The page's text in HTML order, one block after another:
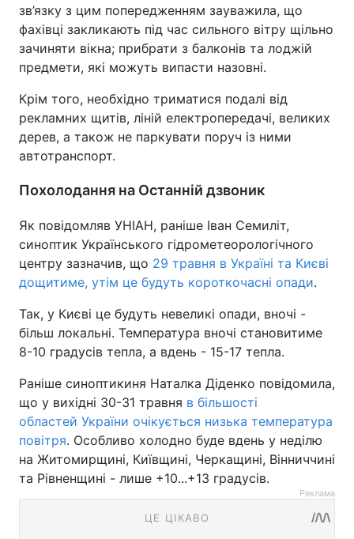
зв’язку з цим попередженням зауважила, що
фахівці закликають під час сильного вітру щільно
зачиняти вікна; прибрати з балконів та лоджій
предмети, які можуть випасти назовні.
Крім того, необхідно триматися подалі від
рекламних щитів, ліній електропередачі, великих
дерев, а також не паркувати поруч із ними
автотранспорт.
Похолодання на Останній дзвоник
Як повідомляв УНІАН, раніше Іван Семиліт,
синоптик Українського гідрометеорологічного
центру зазначив, що 29 травня в Україні та Києві
дощитиме, утім це будуть короткочасні опади.
Так, у Києві це будуть невеликі опади, вночі -
більш локальні. Температура вночі становитиме
8-10 градусів тепла, а вдень - 15-17 тепла.
Раніше синоптикиня Наталка Діденко повідомила,
що у вихідні 30-31 травня в більшості
областей України очікується низька температура
повітря. Особливо холодно буде вдень у неділю
на Житомирщині, Київщині, Черкащині, Вінниччині
та Рівненщині - лише +10...+13 градусів.
Реклама